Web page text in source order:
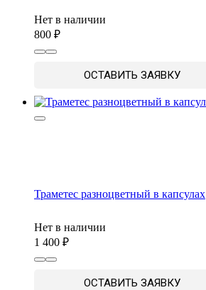
Нет в наличии
800
ОСТАВИТЬ ЗАЯВКУ
Траметес разноцветный в капсулах
Нет в наличии
1 400
ОСТАВИТЬ ЗАЯВКУ